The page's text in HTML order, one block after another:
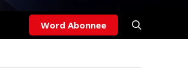
Word Abonnee